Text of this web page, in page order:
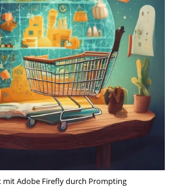
mit Adobe Firefly durch Prompting